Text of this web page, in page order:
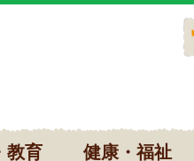
教育 健康・福祉